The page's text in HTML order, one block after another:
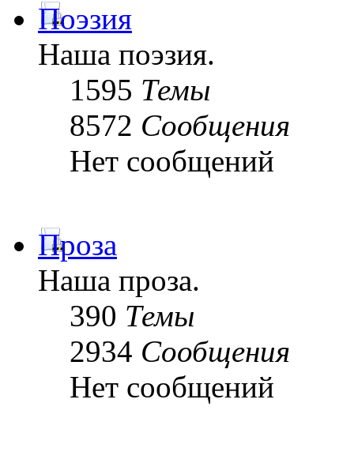
Поэзия
Наша поэзия.
1595 Темы
8572 Сообщения
Нет сообщений
Проза
Наша проза.
390 Темы
2934 Сообщения
Нет сообщений